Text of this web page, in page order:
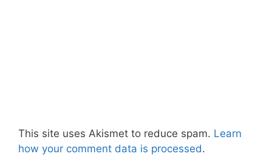
This site uses Akismet to reduce spam. Learn
how your comment data is processed.